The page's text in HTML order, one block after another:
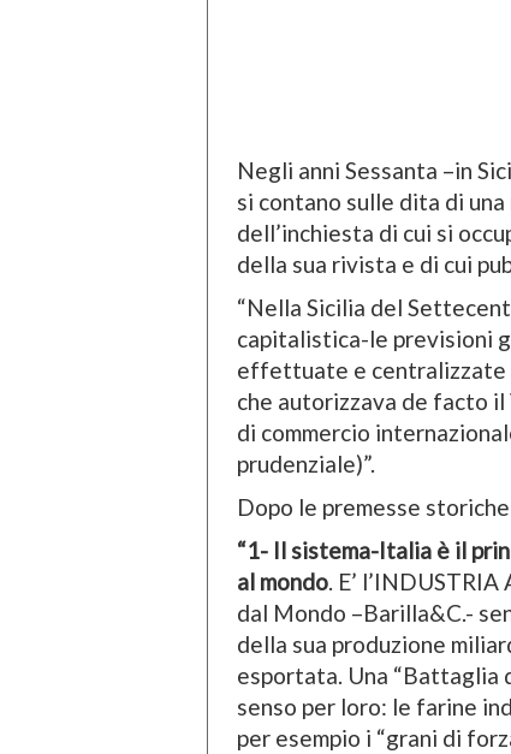
Negli anni Sessanta –in
si contano sulle dita di una
dell’inchiesta di cui si
della sua rivista e di cui
“Nella Sicilia del
capitalistica-le previsioni
effettuate e centralizzate
che autorizzava de facto
di commercio
prudenziale)”.
Dopo le premesse
“1- Il sistema-Italia è il
al mondo. E’
dal Mondo –Barilla&C.-
della sua produzione
esportata. Una “Battaglia
senso per loro: le farine
per esempio i “grani di